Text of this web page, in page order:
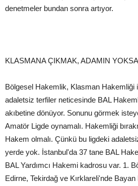
denetmeler bundan sonra artıyor.
KLASMANA ÇIKMAK, ADAMIN
Bölgesel Hakemlik, Klasman Hakemliği
adaletsiz terfiler neticesinde BAL
akıbetine dönüyor. Sonunu görmek
Amatör Ligde oynamalı. Hakemliği
Hakem olmalı. Çünkü bu ligdeki
yerde yok. İstanbul'da 37 tane BAL
BAL Yardımcı Hakemi kadrosu var. 1.
Edirne, Tekirdağ ve Kırklareli'nde